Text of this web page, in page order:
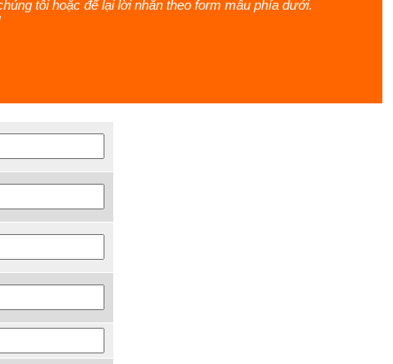
tôi hoặc để lại lời nhắn theo form mẫu phía dưới.